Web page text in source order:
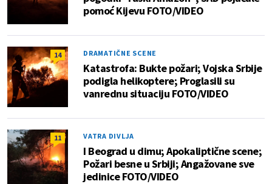
pomoć Kijevu FOTO/VIDEO
14 DRAMATIČNE SCENE
Katastrofa: Bukte požari; Vojska Srbije
podigla helikoptere; Proglasili su
vanrednu situaciju FOTO/VIDEO
11 VATRA DIVLJA
I Beograd u dimu; Apokaliptične scene;
Požari besne u Srbiji; Angažovane sve
jedinice FOTO/VIDEO